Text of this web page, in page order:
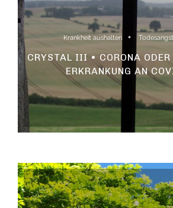
Krankheit aushalten
CRYSTAL III • CORONA
ERKRANKUNG AN